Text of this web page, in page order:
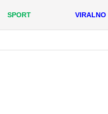
SPORT VIRALNO